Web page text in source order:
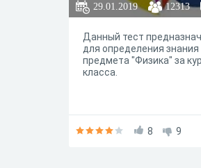
29.01.2019 12313
Данный тест
для определения знания
предмета "Физика" за
класса.
8 9